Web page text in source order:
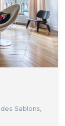
Sablons,